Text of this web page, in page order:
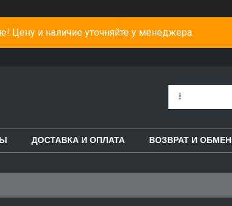
Цену и наличие уточняйте у менеджера.
ДОСТАВКА И ОПЛАТА ВОЗВРАТ И ОБМЕН